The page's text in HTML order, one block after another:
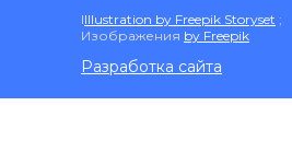
Разработка сайта
IIllustration by Freepik Storyset ;
Изображения by Freepik